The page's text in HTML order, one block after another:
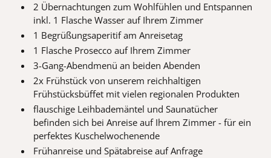
2 Übernachtungen zum Wohlfühlen und Entspannen
inkl. 1 Flasche Wasser auf Ihrem Zimmer
1 Begrüßungsaperitif am Anreisetag
1 Flasche Prosecco auf Ihrem Zimmer
3-Gang-Abendmenü an beiden Abenden
2x Frühstück von unserem reichhaltigen
Frühstücksbüffet mit vielen regionalen Produkten
flauschige Leihbademäntel und Saunatücher
befinden sich bei Anreise auf Ihrem Zimmer - für ein
perfektes Kuschelwochenende
Frühanreise und Spätabreise auf Anfrage